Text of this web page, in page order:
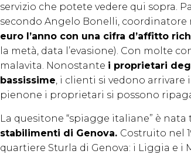
servizio che potete vedere qui sopra.
secondo Angelo Bonelli, coordinatore
euro l’anno con una cifra d’affitto
la metà, data l’evasione). Con molte
malavita. Nonostante i proprietari
bassissime , i clienti si vedono
pienone i proprietari si possono
La quesitone “spiagge italiane” è nata
stabilimenti di Genova. Costruito nel
quartiere Sturla di Genova: i Liggia e i